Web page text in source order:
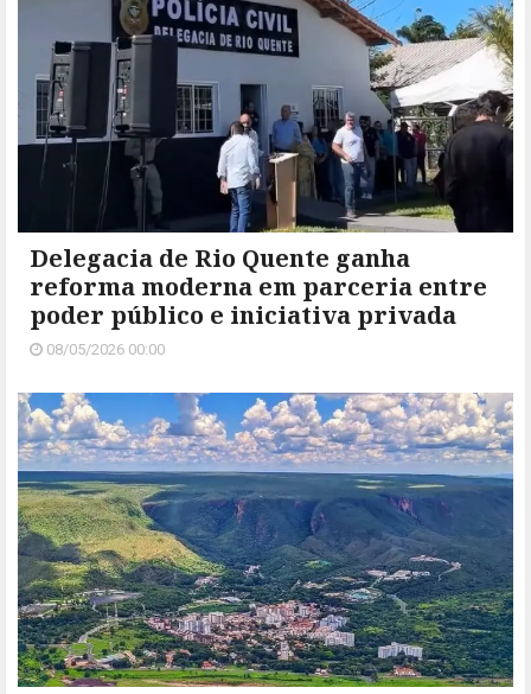
Delegacia de Rio Quente ganha
reforma moderna em parceria entre
poder público e iniciativa privada
08/05/2026 00:00